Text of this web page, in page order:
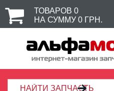
ТОВАРОВ 0
НА СУММУ 0 ГРН.